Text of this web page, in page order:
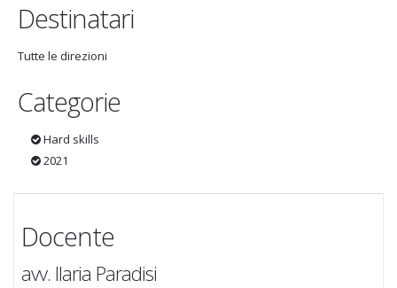
Destinatari
Tutte le direzioni
Categorie
Hard skills
2021
Docente
avv. Ilaria Paradisi